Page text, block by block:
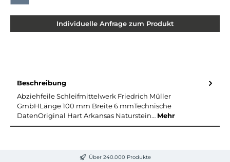
Individuelle Anfrage zum Produkt
Beschreibung
Abziehfeile Schleifmittelwerk Friedrich Müller
GmbHLänge 100 mm Breite 6 mmTechnische
DatenOriginal Hart Arkansas Naturstein… Mehr
Über 240.000 Produkte